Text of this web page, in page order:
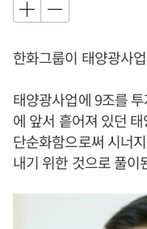
한화그룹이 태양광사
태양광사업에 9조를
에 앞서 흩어져 있던
단순화함으로써 시너
내기 위한 것으로 풀이